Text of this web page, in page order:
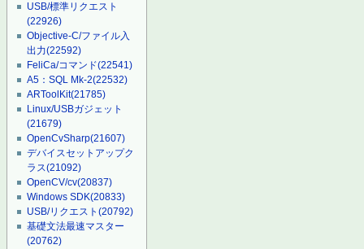
USB/標準リクエスト
(22926)
Objective-C/ファイル入
出力(22592)
FeliCa/コマンド(22541)
A5：SQL Mk-2(22532)
ARToolKit(21785)
Linux/USBガジェット
(21679)
OpenCvSharp(21607)
デバイスセットアップク
ラス(21092)
OpenCV/cv(20837)
Windows SDK(20833)
USB/リクエスト(20792)
基礎文法最速マスター
(20762)